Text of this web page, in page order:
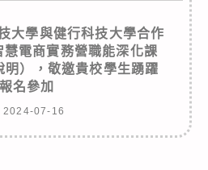
大學與健行科技大學合作
電商實務營職能深化課
明），敬邀貴校學生踴躍
報名參加
2024-07-16